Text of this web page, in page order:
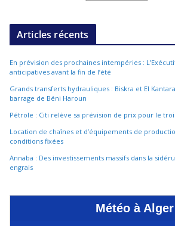
Articles récents
En prévision des prochaines intempéries :
anticipatives avant la fin de l’été
Grands transferts hydrauliques : Biskra et El
barrage de Béni Haroun
Pétrole : Citi relève sa prévision de prix pour le
Location de chaînes et d’équipements de
conditions fixées
Annaba : Des investissements massifs dans la
engrais
Météo à Alger